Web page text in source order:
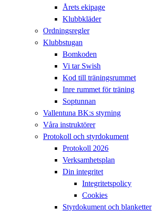
Årets ekipage
Klubbkläder
Ordningsregler
Klubbstugan
Bomkoden
Vi tar Swish
Kod till träningsrummet
Inre rummet för träning
Soptunnan
Vallentuna BK:s styrning
Våra instruktörer
Protokoll och styrdokument
Protokoll 2026
Verksamhetsplan
Din integritet
Integritetspolicy
Cookies
Styrdokument och blanketter